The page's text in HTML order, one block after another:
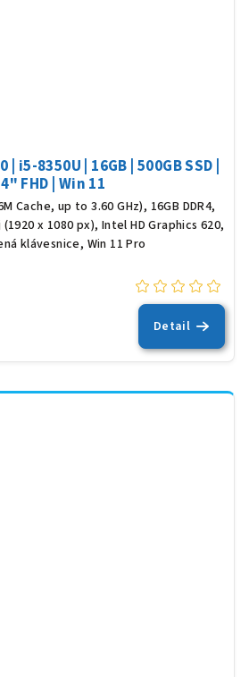
i5-8350U | 16GB | 500GB SSD |
FHD | Win 11
Cache, up to 3.60 GHz), 16GB DDR4,
x 1080 px), Intel HD Graphics 620,
klávesnice, Win 11 Pro
Detail